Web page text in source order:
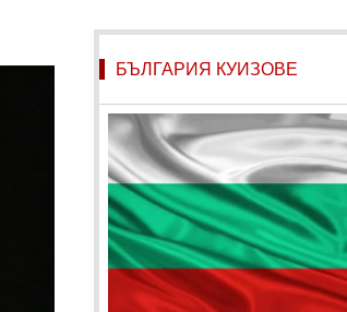
БЪЛГАРИЯ КУИЗОВЕ